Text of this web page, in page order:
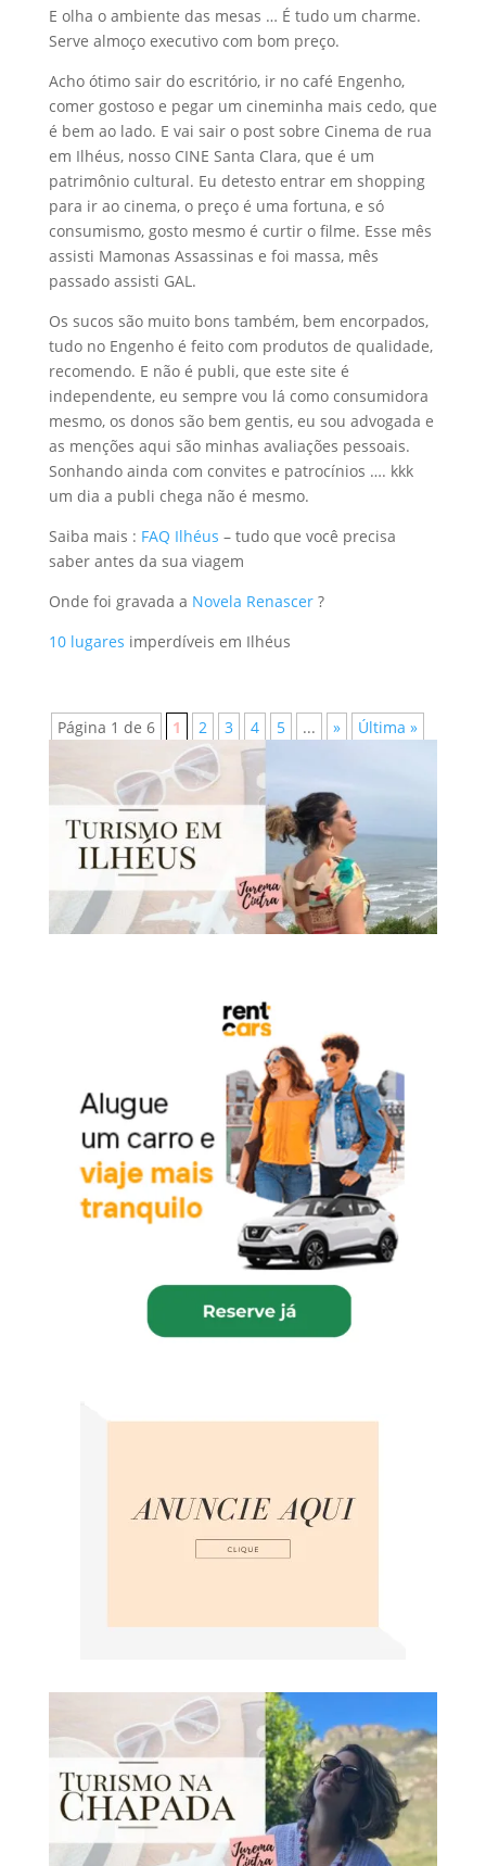
E olha o ambiente das mesas … É tudo um charme.
Serve almoço executivo com bom preço.
Acho ótimo sair do escritório, ir no café Engenho,
comer gostoso e pegar um cineminha mais cedo, que
é bem ao lado. E vai sair o post sobre Cinema de rua
em Ilhéus, nosso CINE Santa Clara, que é um
patrimônio cultural. Eu detesto entrar em shopping
para ir ao cinema, o preço é uma fortuna, e só
consumismo, gosto mesmo é curtir o filme. Esse mês
assisti Mamonas Assassinas e foi massa, mês
passado assisti GAL.
Os sucos são muito bons também, bem encorpados,
tudo no Engenho é feito com produtos de qualidade,
recomendo. E não é publi, que este site é
independente, eu sempre vou lá como consumidora
mesmo, os donos são bem gentis, eu sou advogada e
as menções aqui são minhas avaliações pessoais.
Sonhando ainda com convites e patrocínios …. kkk
um dia a publi chega não é mesmo.
Saiba mais : FAQ Ilhéus – tudo que você precisa
saber antes da sua viagem
Onde foi gravada a Novela Renascer?
10 lugares imperdíveis em Ilhéus
Página 1 de 6 1 2 3 4 5 ... » Última »